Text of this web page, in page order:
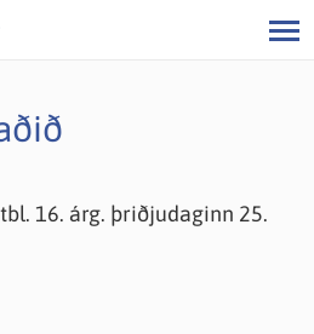
16. árg. þriðjudaginn 25.